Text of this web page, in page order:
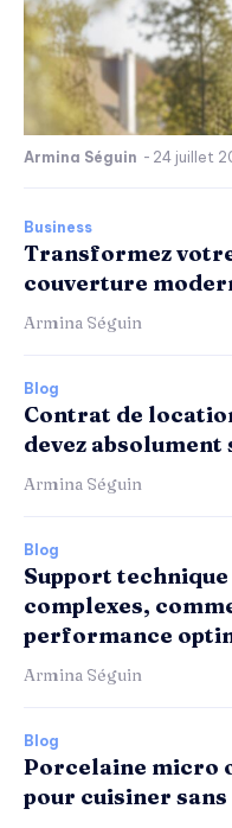
Armina Séguin - 24 juillet
Business
Transformez
couverture
Armina Séguin
Blog
Contrat de
devez absolument
Armina Séguin
Blog
Support
complexes,
performance
Armina Séguin
Blog
Porcelaine micro
pour cuisiner